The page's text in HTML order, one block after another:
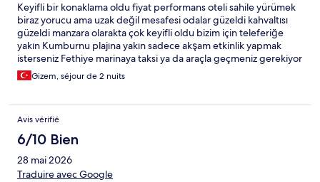
Keyifli bir konaklama oldu fiyat performans oteli sahile yürümek
biraz yorucu ama uzak değil mesafesi odalar güzeldi kahvaltısı
güzeldi manzara olarakta çok keyifli oldu bizim için teleferiğe
yakın Kumburnu plajına yakın sadece akşam etkinlik yapmak
isterseniz Fethiye marinaya taksi ya da araçla geçmeniz gerekiyor
trafiğin az olduğu dönemlerde konaklamak mantıklı olur
Gizem, séjour de 2 nuits
Avis vérifié
6/10 Bien
28 mai 2026
Traduire avec Google